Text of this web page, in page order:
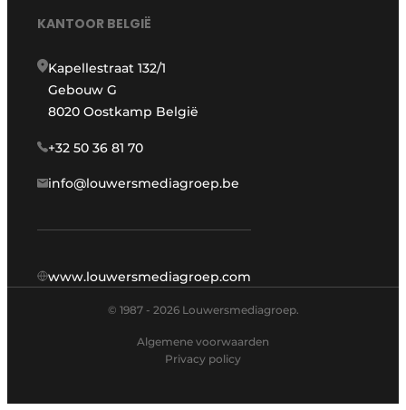
KANTOOR BELGIË
Kapellestraat 132/1
Gebouw G
8020 Oostkamp België
+32 50 36 81 70
info@louwersmediagroep.be
www.louwersmediagroep.com
© 1987 - 2026 Louwersmediagroep.
Algemene voorwaarden
Privacy policy